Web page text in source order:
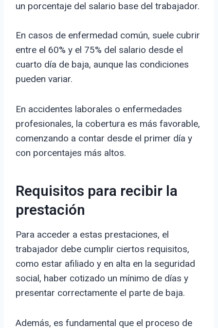
un porcentaje del salario base del trabajador.
En casos de enfermedad común, suele cubrir
entre el 60% y el 75% del salario desde el
cuarto día de baja, aunque las condiciones
pueden variar.
En accidentes laborales o enfermedades
profesionales, la cobertura es más favorable,
comenzando a contar desde el primer día y
con porcentajes más altos.
Requisitos para recibir la
prestación
Para acceder a estas prestaciones, el
trabajador debe cumplir ciertos requisitos,
como estar afiliado y en alta en la seguridad
social, haber cotizado un mínimo de días y
presentar correctamente el parte de baja.
Además, es fundamental que el proceso de